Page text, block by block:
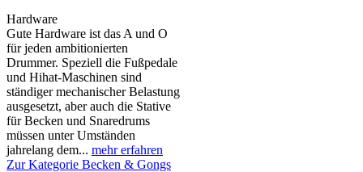
Hardware
Gute Hardware ist das A und O
für jeden ambitionierten
Drummer. Speziell die Fußpedale
und Hihat-Maschinen sind
ständiger mechanischer Belastung
ausgesetzt, aber auch die Stative
für Becken und Snaredrums
müssen unter Umständen
jahrelang dem... mehr erfahren
Zur Kategorie Becken & Gongs